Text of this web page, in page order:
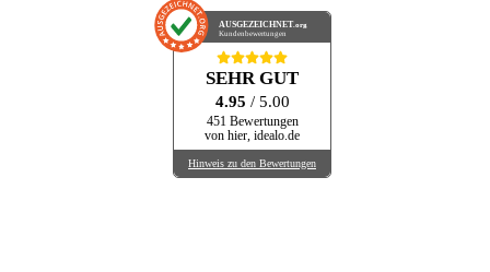
AUSGEZEICHNET.org
Kundenbewertungen
SEHR GUT
4.95 / 5.00
451 Bewertungen
von hier, idealo.de
Hinweis zu den Bewertungen